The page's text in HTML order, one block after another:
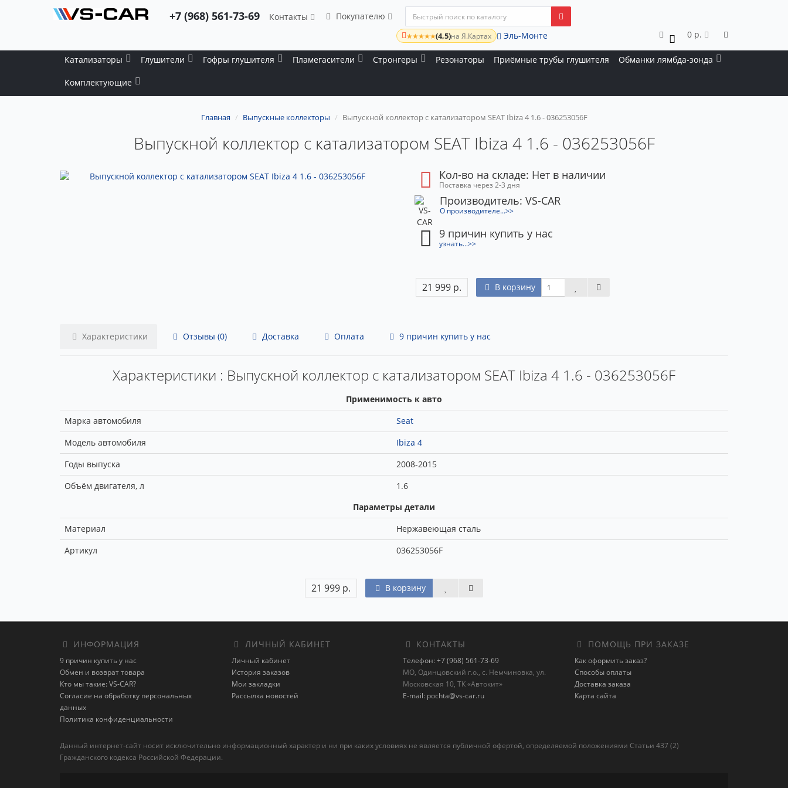
+7 (968) 561-73-69 Контакты Покупателю
★★★★★(4,5)на Я.Картах Эль-Монте 0 0 р.
Катализаторы Глушители Гофры глушителя Пламегасители Стронгеры Резонаторы Приёмные трубы глушителя Обманки лямбда-зонда
Комплектующие
Главная Выпускные коллекторы Выпускной коллектор с катализатором SEAT Ibiza 4 1.6 - 036253056F
Выпускной коллектор с катализатором SEAT Ibiza 4 1.6 - 036253056F
Кол-во на складе: Нет в наличии
Поставка через 2-3 дня
Производитель: VS-CAR
О производителе...>>
9 причин купить у нас
узнать...>>
21 999 р. В корзину
Характеристики Отзывы (0) Доставка Оплата 9 причин купить у нас
Характеристики : Выпускной коллектор с катализатором SEAT Ibiza 4 1.6 - 036253056F
Применимость к авто
Марка автомобиля
Seat
Модель автомобиля
Ibiza 4
Годы выпуска
2008-2015
Объём двигателя, л
1.6
Параметры детали
Материал
Нержавеющая сталь
Артикул
036253056F
21 999 р. В корзину
ИНФОРМАЦИЯ
9 причин купить у нас
Обмен и возврат товара
Кто мы такие: VS-CAR?
Согласие на обработку персональных
данных
Политика конфиденциальности
ЛИЧНЫЙ КАБИНЕТ
Личный кабинет
История заказов
Мои закладки
Рассылка новостей
КОНТАКТЫ
Телефон: +7 (968) 561-73-69
МО, Одинцовский г.о., с. Немчиновка, ул.
Московская 10, ТК «Автокит»
E-mail: pochta@vs-car.ru
ПОМОЩЬ ПРИ ЗАКАЗЕ
Как оформить заказ?
Способы оплаты
Доставка заказа
Карта сайта
Данный интернет-сайт носит исключительно информационный характер и ни при каких условиях не является публичной офертой, определяемой положениями Статьи 437 (2)
Гражданского кодекса Российской Федерации.